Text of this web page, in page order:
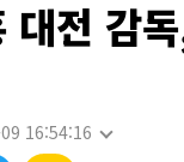
대전 감
16:54:16